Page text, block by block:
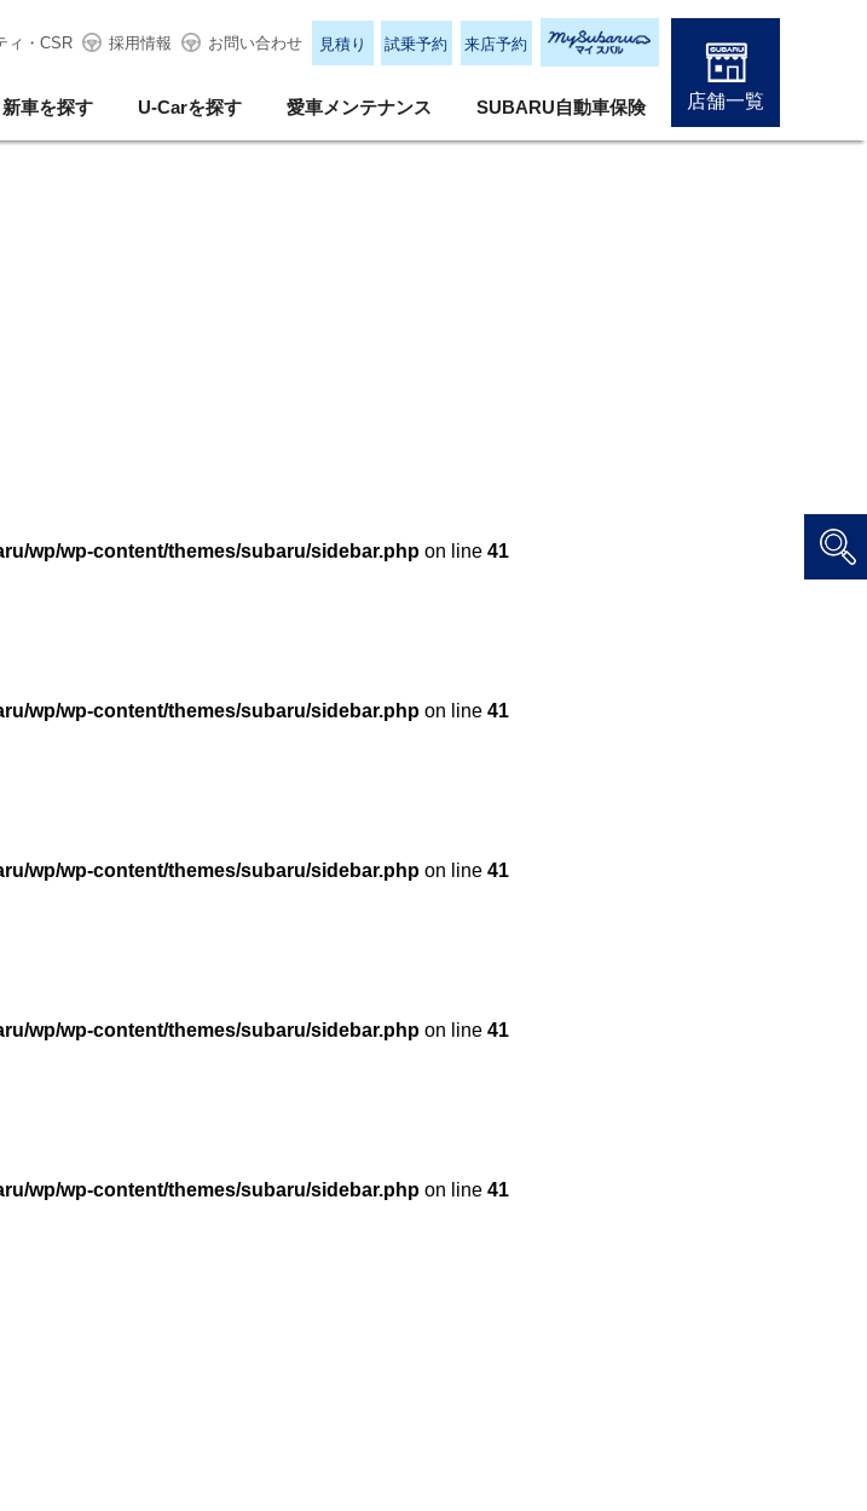
ィ・CSR 採用情報 お問い合わせ 見積り 試乗予約 来店予約
新車を探す U-Carを探す 愛車メンテナンス SUBARU自動車保険 店舗一覧
wp/wp-content/themes/subaru/sidebar.php on line 41
wp/wp-content/themes/subaru/sidebar.php on line 41
wp/wp-content/themes/subaru/sidebar.php on line 41
wp/wp-content/themes/subaru/sidebar.php on line 41
wp/wp-content/themes/subaru/sidebar.php on line 41